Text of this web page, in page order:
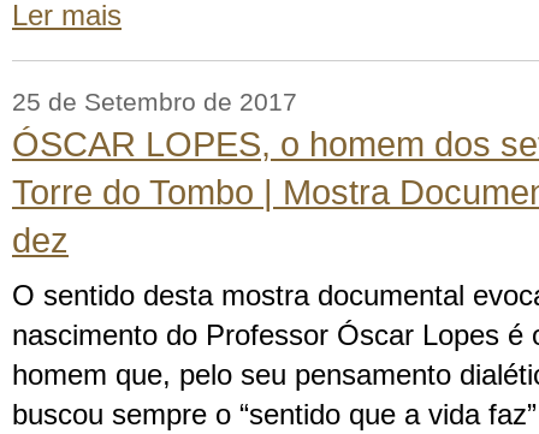
Ler mais
25 de Setembro de 2017
ÓSCAR LOPES, o homem dos
Torre do Tombo | Mostra
dez
O sentido desta mostra documental
nascimento do Professor Óscar Lopes é
homem que, pelo seu pensamento
buscou sempre o “sentido que a vida